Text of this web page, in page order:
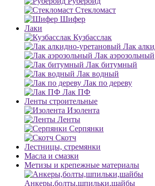
Стекломаст
Шифер
Лаки
Кузбасслак
Лак
Лак аэрозольный
Лак битумный
Лак водный
Лак по дереву
Лак ПФ
Ленты строительные
Изолента
Ленты
Серпянки
Скотч
Лестницы, стремянки
Масла и смазки
Метизы и крепежные материалы
Анкеры,болты,шпильки,шайбы